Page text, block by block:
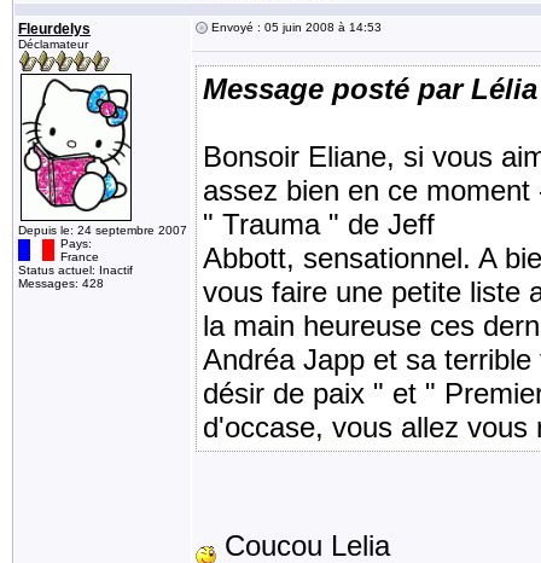
Fleurdelys
Déclamateur
Depuis le: 24 septembre 2007
Pays:
France
Status actuel: Inactif
Messages: 428
Envoyé : 05 juin 2008 à 14:53
Message posté par Lélia
Bonsoir Eliane, si vous
assez bien en ce
" Trauma " de Jeff
Abbott, sensationnel. A
vous faire une petite liste
la main heureuse ces
Andréa Japp et sa
désir de paix " et "
d'occase, vous allez vous
Coucou Lelia